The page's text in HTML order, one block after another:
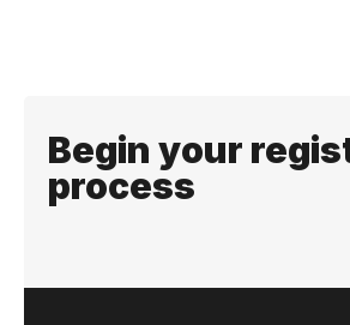
Begin your
process